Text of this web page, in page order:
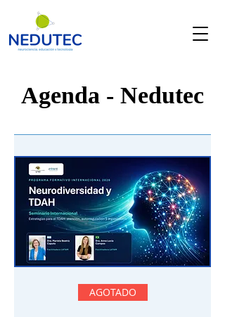
Agenda - Nedutec
AGOTADO